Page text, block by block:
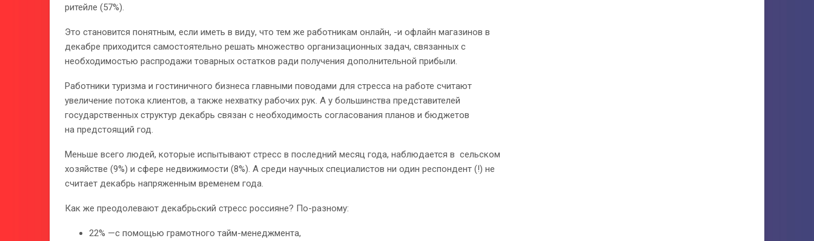
ритейле (57%).
Это становится понятным, если иметь в виду, что тем же работникам онлайн, -и офлайн магазинов в
декабре приходится самостоятельно решать множество организационных задач, связанных с
необходимостью распродажи товарных остатков ради получения дополнительной прибыли.
Работники туризма и гостиничного бизнеса главными поводами для стресса на работе считают
увеличение потока клиентов, а также нехватку рабочих рук. А у большинства представителей
государственных структур декабрь связан с необходимость согласования планов и бюджетов
на предстоящий год.
Меньше всего людей, которые испытывают стресс в последний месяц года, наблюдается в сельском
хозяйстве (9%) и сфере недвижимости (8%). А среди научных специалистов ни один респондент (!) не
считает декабрь напряженным временем года.
Как же преодолевают декабрьский стресс россияне? По-разному:
22% —с помощью грамотного тайм-менеджмента,